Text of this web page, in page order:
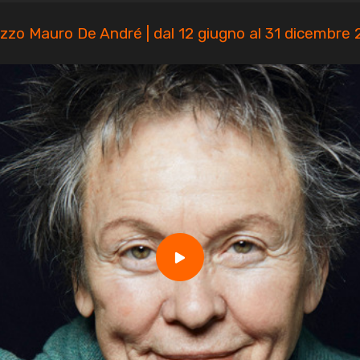
Mauro De André | dal 12 giugno al 31 dicembre